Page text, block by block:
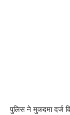
पुलिस ने मुकदमा दर्ज